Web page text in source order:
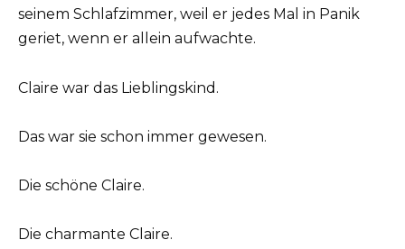
seinem Schlafzimmer, weil er jedes Mal in Panik
geriet, wenn er allein aufwachte.
Claire war das Lieblingskind.
Das war sie schon immer gewesen.
Die schöne Claire.
Die charmante Claire.